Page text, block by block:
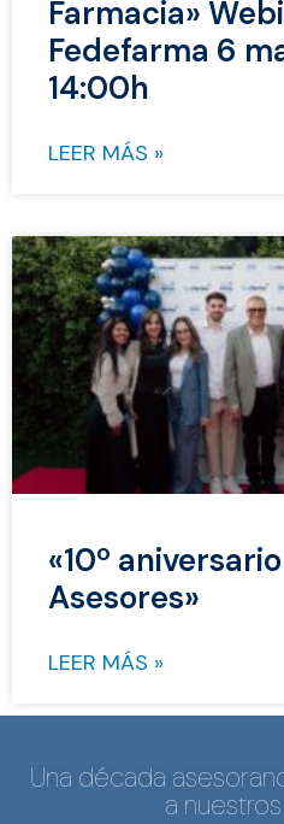
Farmacia»
Fedefarma 6
14:00h
LEER MÁS »
«10º
Asesores»
LEER MÁS »
Una década
a